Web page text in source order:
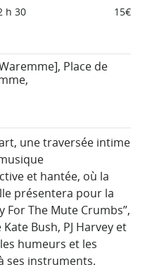
h 30
15€
Place de
,
une traversée intime
et hantée, où la
présentera pour la
The Mute Crumbs”,
Bush, PJ Harvey et
humeurs et les
ses instruments.